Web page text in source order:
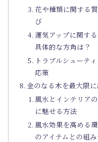
花や種類に関する
び
運気アップに関す
具体的な方角は？
トラブルシューテ
応策
金のなる木を最大限
風水とインテリア
に魅せる方法
風水効果を高める
のアイテムとの組